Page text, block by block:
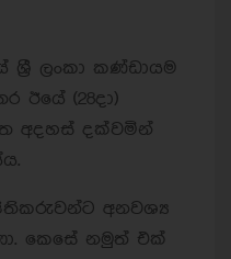
ශ්‍රී ලංකා කණ්ඩායම
ඊයේ (28දා)
අදහස් දක්වමින්
අනවශ්‍ය
කෙසේ නමුත් එක්